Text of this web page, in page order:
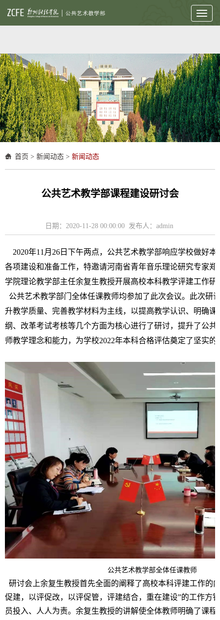
Toggle
首页 > 新闻动态 > 新闻动态
公共艺术教学部课程建设研讨会
日期：2020-11-28 00:00:00 发布人：admin
2020年11月 26日下午两点，公共艺术教学部响应学校做好
各项建设和准备工作，特邀请河南省青年音乐理论研究专家
学院理论教学部主任余复生教授开展高校本科教学评建工作研
公共艺术教学部门全体任课教师均参加了此次会议。此次研
升教学质量、完善教学材料为主线，以提高教学认识、明确课
纲、改革考试考核等几个方面为核心进行了研讨，提升了公
师教学理念和能力，为学校2022年本科合格评估奠定了坚实的
公共艺术教学部全体任课教师
研讨会上余复生教授首先全面的阐释了高校本科评建工作的
促建，以评促改，以评促管，评建结合，重在建设”的工作方
员投入、人人为责。余复生教授的讲解使全体教师明确了课